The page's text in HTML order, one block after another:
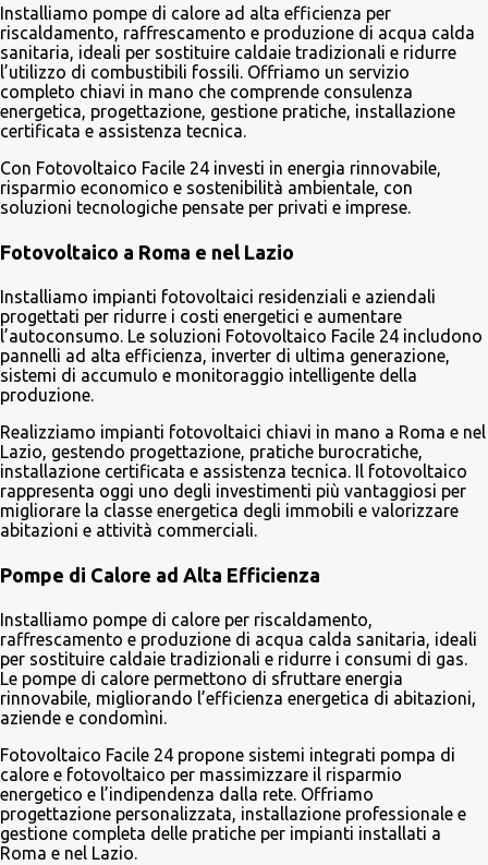
Installiamo pompe di calore ad alta efficienza per
riscaldamento, raffrescamento e produzione di acqua calda
sanitaria, ideali per sostituire caldaie tradizionali e ridurre
l’utilizzo di combustibili fossili. Offriamo un servizio
completo chiavi in mano che comprende consulenza
energetica, progettazione, gestione pratiche, installazione
certificata e assistenza tecnica.
Con Fotovoltaico Facile 24 investi in energia rinnovabile,
risparmio economico e sostenibilità ambientale, con
soluzioni tecnologiche pensate per privati e imprese.
Fotovoltaico a Roma e nel Lazio
Installiamo impianti fotovoltaici residenziali e aziendali
progettati per ridurre i costi energetici e aumentare
l’autoconsumo. Le soluzioni Fotovoltaico Facile 24 includono
pannelli ad alta efficienza, inverter di ultima generazione,
sistemi di accumulo e monitoraggio intelligente della
produzione.
Realizziamo impianti fotovoltaici chiavi in mano a Roma e nel
Lazio, gestendo progettazione, pratiche burocratiche,
installazione certificata e assistenza tecnica. Il fotovoltaico
rappresenta oggi uno degli investimenti più vantaggiosi per
migliorare la classe energetica degli immobili e valorizzare
abitazioni e attività commerciali.
Pompe di Calore ad Alta Efficienza
Installiamo pompe di calore per riscaldamento,
raffrescamento e produzione di acqua calda sanitaria, ideali
per sostituire caldaie tradizionali e ridurre i consumi di gas.
Le pompe di calore permettono di sfruttare energia
rinnovabile, migliorando l’efficienza energetica di abitazioni,
aziende e condomìni.
Fotovoltaico Facile 24 propone sistemi integrati pompa di
calore e fotovoltaico per massimizzare il risparmio
energetico e l’indipendenza dalla rete. Offriamo
progettazione personalizzata, installazione professionale e
gestione completa delle pratiche per impianti installati a
Roma e nel Lazio.